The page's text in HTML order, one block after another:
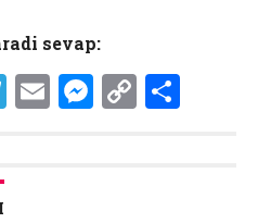
sevap:
Telegram
EmailCopy